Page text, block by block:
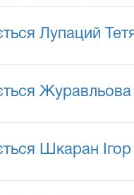
Лупаций
Шкаран Ігор